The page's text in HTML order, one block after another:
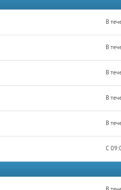
В
В
В
В
В
С